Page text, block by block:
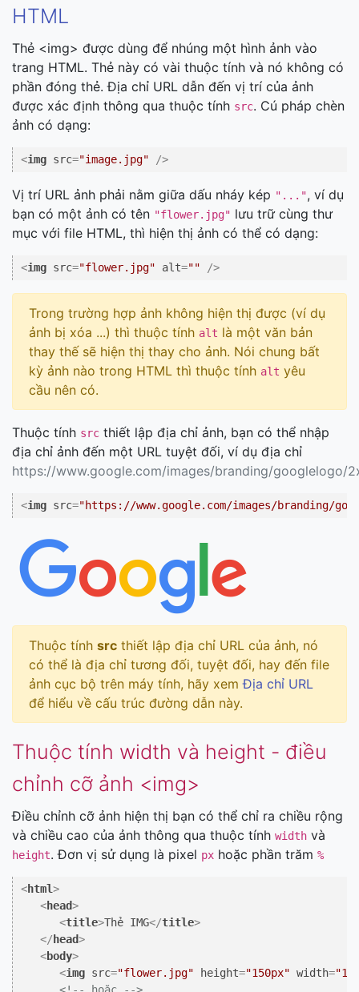
HTML
Thẻ <img> được dùng để nhúng một hình ảnh vào
trang HTML. Thẻ này có vài thuộc tính và nó không có
phần đóng thẻ. Địa chỉ URL dẫn đến vị trí của ảnh
được xác định thông qua thuộc tính src. Cú pháp chèn
ảnh có dạng:
<img src="image.jpg" />
Vị trí URL ảnh phải nằm giữa dấu nháy kép "...", ví dụ
bạn có một ảnh có tên "flower.jpg" lưu trữ cùng thư
mục với file HTML, thì hiện thị ảnh có thể có dạng:
<img src="flower.jpg" alt="" />
Trong trường hợp ảnh không hiện thị được (ví dụ
ảnh bị xóa ...) thì thuộc tính alt là một văn bản
thay thế sẽ hiện thị thay cho ảnh. Nói chung bất
kỳ ảnh nào trong HTML thì thuộc tính alt yêu
cầu nên có.
Thuộc tính src thiết lập địa chỉ ảnh, bạn có thể nhập
địa chỉ ảnh đến một URL tuyệt đối, ví dụ địa chỉ
https://www.google.com/images/branding/googlelogo/
<img src="https://www.google.com/images/branding/
Thuộc tính src thiết lập địa chỉ URL của ảnh, nó
có thể là địa chỉ tương đối, tuyệt đối, hay đến file
ảnh cục bộ trên máy tính, hãy xemĐịa chỉ URL
để hiểu về cấu trúc đường dẫn này.
Thuộc tính width và height - điều
chỉnh cỡ ảnh <img>
Điều chỉnh cỡ ảnh hiện thị bạn có thể chỉ ra chiều rộng
và chiều cao của ảnh thông qua thuộc tính width và
height. Đơn vị sử dụng là pixel px hoặc phần trăm %
<html>
<head>
<title>Thẻ IMG</title>
</ head>
<body>
<img src="flower.jpg" height="150px" width=